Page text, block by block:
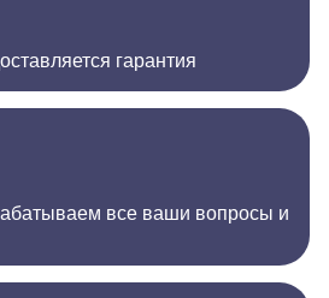
гарантия
все ваши вопросы и